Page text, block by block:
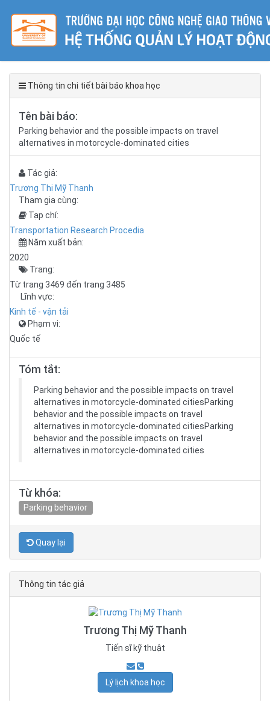
Thông tin chi tiết bài báo khoa học
Tên bài báo:
Parking behavior and the possible impacts on travel
alternatives in motorcycle-dominated cities
Tác giả:
Trương Thị Mỹ Thanh
Tham gia cùng:
Tạp chí:
Transportation Research Procedia
Năm xuất bản:
2020
Trang:
Từ trang 3469 đến trang 3485
Lĩnh vực:
Kinh tế - vận tải
Phạm vi:
Quốc tế
Tóm tắt:
Parking behavior and the possible impacts on travel
alternatives in motorcycle-dominated citiesParking
behavior and the possible impacts on travel
alternatives in motorcycle-dominated citiesParking
behavior and the possible impacts on travel
alternatives in motorcycle-dominated cities
Từ khóa:
Parking behavior
Quay lại
Thông tin tác giả
Trương Thị Mỹ Thanh
Tiến sĩ kỹ thuật
Lý lịch khoa học